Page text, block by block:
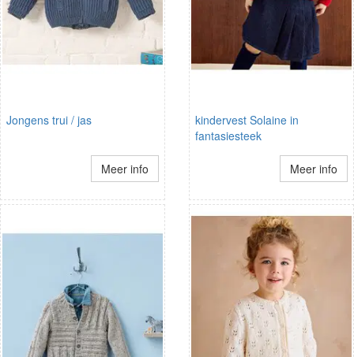
Jongens trui / jas
Meer info
kindervest Solaine in
fantasiesteek
Meer info